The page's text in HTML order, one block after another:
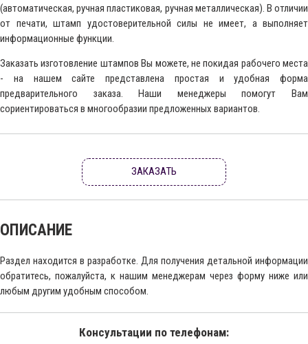
(автоматическая, ручная пластиковая, ручная металлическая). В отличии
от печати, штамп удостоверительной силы не имеет, а выполняет
информационные функции.
Заказать изготовление штампов Вы можете, не покидая рабочего места
- на нашем сайте представлена простая и удобная форма
предварительного заказа. Наши менеджеры помогут Вам
сориентироваться в многообразии предложенных вариантов.
ЗАКАЗАТЬ
ОПИСАНИЕ
Раздел находится в разработке. Для получения детальной информации
обратитесь, пожалуйста, к нашим менеджерам через форму ниже или
любым другим удобным способом.
Консультации по телефонам: